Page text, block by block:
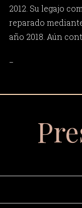
2012. Su legajo
reparado
año 2018. Aún